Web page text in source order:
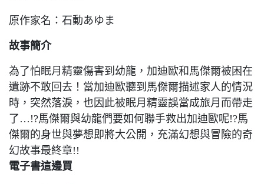
原作家名：石動あゆま
故事簡介
為了怕眠月精靈傷害到幼龍，加迪歐和馬傑爾被困在
遺跡不敢回去！當加迪歐聽到馬傑爾描述家人的情況
時，突然落淚，也因此被眠月精靈誤當成旅月而帶走
了…!?馬傑爾與幼龍們要如何聯手救出加迪歐呢!?馬
傑爾的身世與夢想即將大公開，充滿幻想與冒險的奇
幻故事最終章!!
電子書這邊買